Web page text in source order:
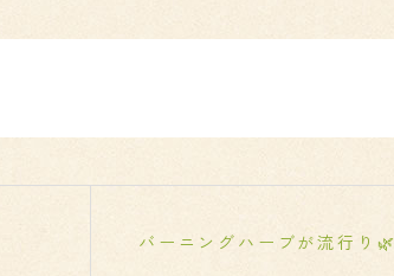
バーニングハーブが流行り🌿